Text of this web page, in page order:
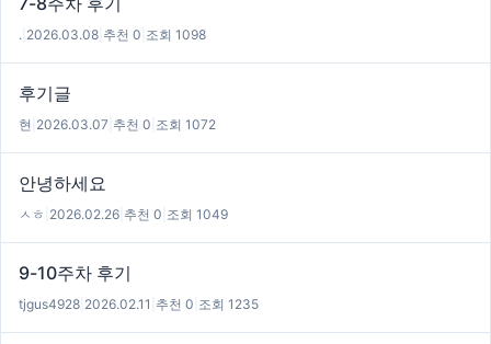
. 2026.03.08 추천 0 조회 1098
후기글
현 2026.03.07 추천 0 조회 1072
안녕하세요
ㅅㅎ 2026.02.26 추천 0 조회 1049
9-10주차 후기
tjgus4928 2026.02.11 추천 0 조회 1235